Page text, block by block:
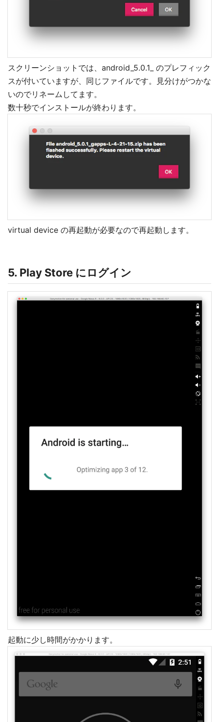
スクリーンショットでは、android_5.0.1_ のプレフィック
スが付いていますが、同じファイルです。見分けがつかな
いのでリネームしてます。
数十秒でインストールが終わります。
virtual device の再起動が必要なので再起動します。
5. Play Store にログイン
起動に少し時間がかかります。